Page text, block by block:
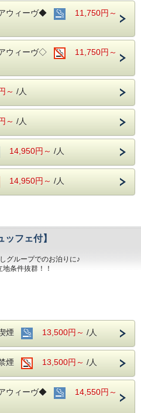
。
をして新鮮な空気に入れ替えておりま
歩１分
♪観光スポットのご案内■
きな方にも好評の名古屋城。おもてなし武
子供も大人も楽しめる大迫力のイルカパフ
代の新幹線・在来線の実物車両展示あり。
ウィーヴ◆
11,750円～
ウィーヴ◇
11,750円～
～ /人
～ /人
14,950円～ /人
14,950円～ /人
フェ付】
グループでのお泊りに♪
条件抜群！！
！！
嬉しい♪
窓が開放出来る為、簡単に空気を入れ替
。
をして新鮮な空気に入れ替えておりま
煙 13,500円～ /人
煙 13,500円～ /人
ウィーヴ◆
14,550円～